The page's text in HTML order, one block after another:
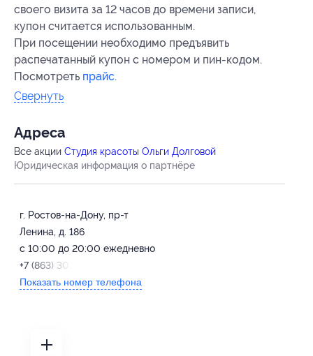
своего визита за 12 часов до времени записи,
купон считается использованным.
При посещении необходимо предъявить
распечатанный купон с номером и пин-кодом.
Посмотреть прайс.
Свернуть
Адресa
Все акции Студия красоты Ольги Долговой
Юридическая информация о партнёре
г. Ростов-на-Дону, пр-т
Ленина, д. 186
c 10:00 до 20:00 ежедневно
+7 (863) 301-11-51
Показать номер телефона